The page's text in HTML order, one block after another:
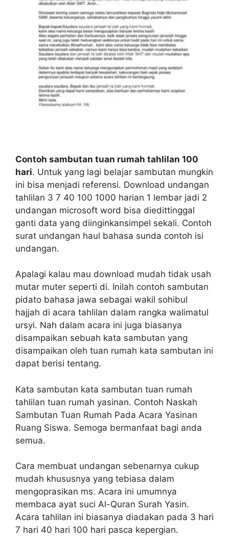
Contoh sambutan tuan rumah tahlilan 100
hari. Untuk yang lagi belajar sambutan mungkin
ini bisa menjadi referensi. Download undangan
tahlilan 3 7 40 100 1000 harian 1 lembar jadi 2
undangan microsoft word bisa diedittinggal
ganti data yang diinginkansimpel sekali. Contoh
surat undangan haul bahasa sunda contoh isi
undangan.
Apalagi kalau mau download mudah tidak usah
mutar muter seperti di. Inilah contoh sambutan
pidato bahasa jawa sebagai wakil sohibul
hajjah di acara tahlilan dalam rangka walimatul
ursyi. Nah dalam acara ini juga biasanya
disampaikan sebuah kata sambutan yang
disampaikan oleh tuan rumah kata sambutan ini
dapat berisi tentang.
Kata sambutan kata sambutan tuan rumah
tahlilan tuan rumah yasinan. Contoh Naskah
Sambutan Tuan Rumah Pada Acara Yasinan
Ruang Siswa. Semoga bermanfaat bagi anda
semua.
Cara membuat undangan sebenarnya cukup
mudah khususnya yang tebiasa dalam
mengoprasikan ms. Acara ini umumnya
membaca ayat suci Al-Quran Surah Yasin.
Acara tahlilan ini biasanya diadakan pada 3 hari
7 hari 40 hari 100 hari pasca kepergian.